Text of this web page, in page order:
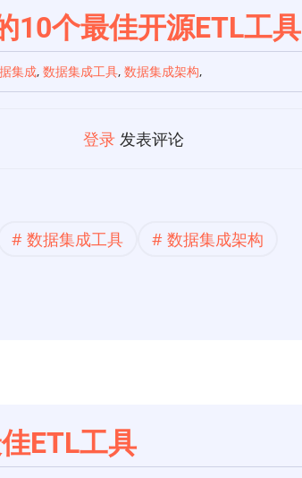
10个最佳开源ETL工具
集成, 数据集成工具, 数据集成架构,
登录 发表评论
数据集成工具 数据集成架构
ETL工具